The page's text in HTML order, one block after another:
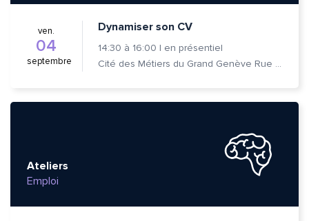
ven.
04
septembre
Dynamiser son CV
14:30 à 16:00 | en présentiel
Cité des Métiers du Grand Genève Rue Prévost-Martin 6 1205 Genève
Ateliers
Emploi